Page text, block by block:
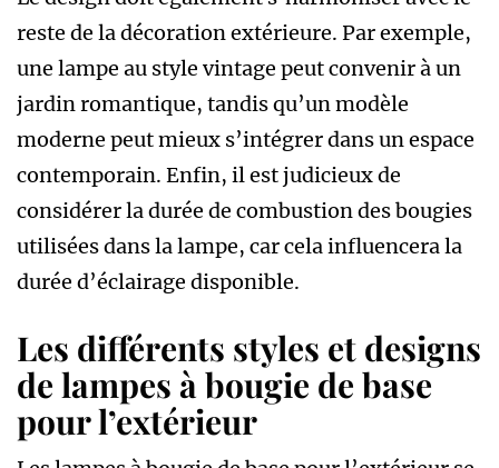
reste de la décoration extérieure. Par exemple,
une lampe au style vintage peut convenir à un
jardin romantique, tandis qu’un modèle
moderne peut mieux s’intégrer dans un espace
contemporain. Enfin, il est judicieux de
considérer la durée de combustion des bougies
utilisées dans la lampe, car cela influencera la
durée d’éclairage disponible.
Les différents styles et designs
de lampes à bougie de base
pour l’extérieur